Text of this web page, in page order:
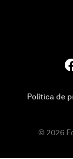
Política de
© 2026